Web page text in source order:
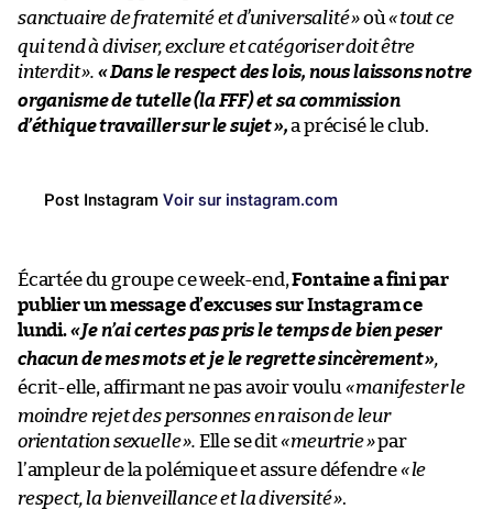
sanctuaire de fraternité et d’universalité»où «tout ce
qui tend à diviser, exclure et catégoriser doit être
interdit». «Dans le respect des lois, nous laissons notre
organisme de tutelle (la FFF) et sa commission
d’éthique travailler sur le sujet»,a précisé le club.
Post Instagram Voir sur instagram.com
Écartée du groupe ce week-end,Fontaine a fini par
publier un message d’excuses sur Instagram ce
lundi.«Je n’ai certes pas pris le temps de bien peser
chacun de mes mots et je le regrette sincèrement»,
écrit-elle, affirmant ne pas avoir voulu «manifester le
moindre rejet des personnes en raison de leur
orientation sexuelle». Elle se dit«meurtrie»par
l’ampleur de la polémique et assure défendre«le
respect, la bienveillance et la diversité».